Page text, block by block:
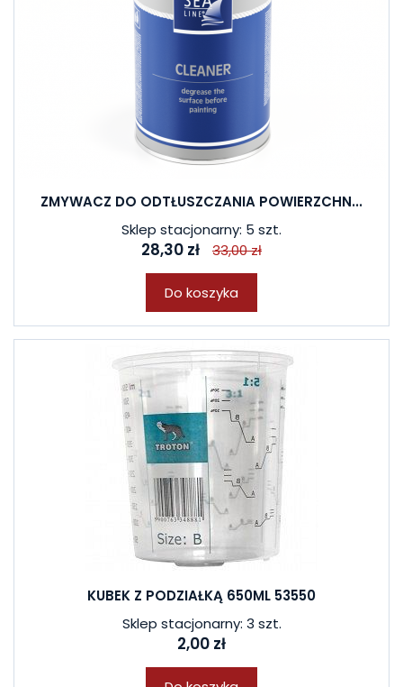
ZMYWACZ DO ODTŁUSZCZANIA POWIERZCHN...
Sklep stacjonarny: 5 szt.
28,30 zł 33,00 zł
Do koszyka
KUBEK Z PODZIAŁKĄ 650ML 53550
Sklep stacjonarny: 3 szt.
2,00 zł